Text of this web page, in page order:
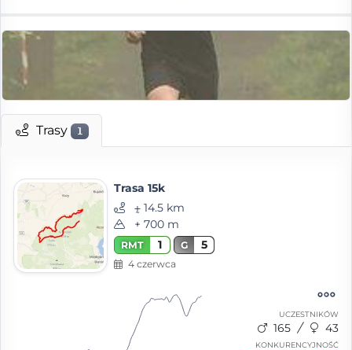
Trasy 1
Trasa 15k
⨦ 14.5 km
+ 700 m
RMT 1 G 5
4 czerwca
UCZESTNIKÓW
165 43
KONKURENCYJNOŚĆ